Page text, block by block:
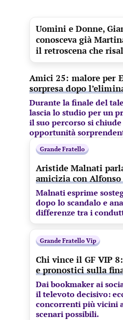
Uomini e Donne,
conosceva già
il retroscena che
Amici 25: malore per
sorpresa dopo
Durante la finale del
lascia lo studio per un
il suo percorso si
opportunità
Grande Fratello
Aristide Malnati
amicizia con
Malnati esprime
dopo lo scandalo e
differenze tra i
Grande Fratello Vip
Chi vince il GF VIP
e pronostici sulla
Dai bookmaker ai
il televoto decisivo:
concorrenti più vicini
scenari possibili.